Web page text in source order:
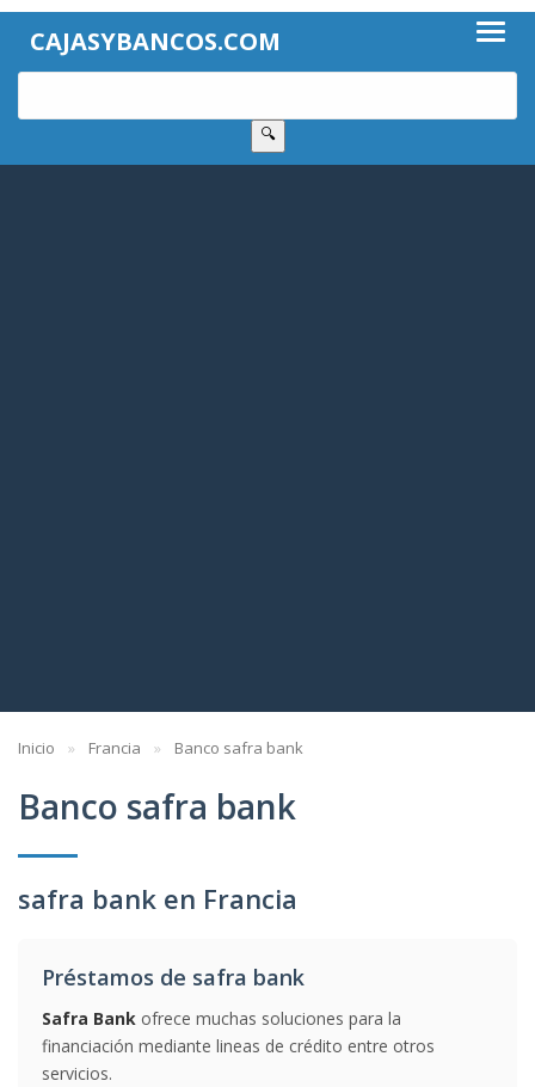
CAJASYBANCOS.COM
🔍
Inicio Francia Banco safra bank
Banco safra bank
safra bank en Francia
Préstamos de safra bank
Safra Bank ofrece muchas soluciones para la
financiación mediante lineas de crédito entre otros
servicios.